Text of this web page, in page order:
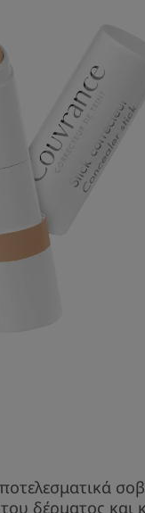
του δέρματος και